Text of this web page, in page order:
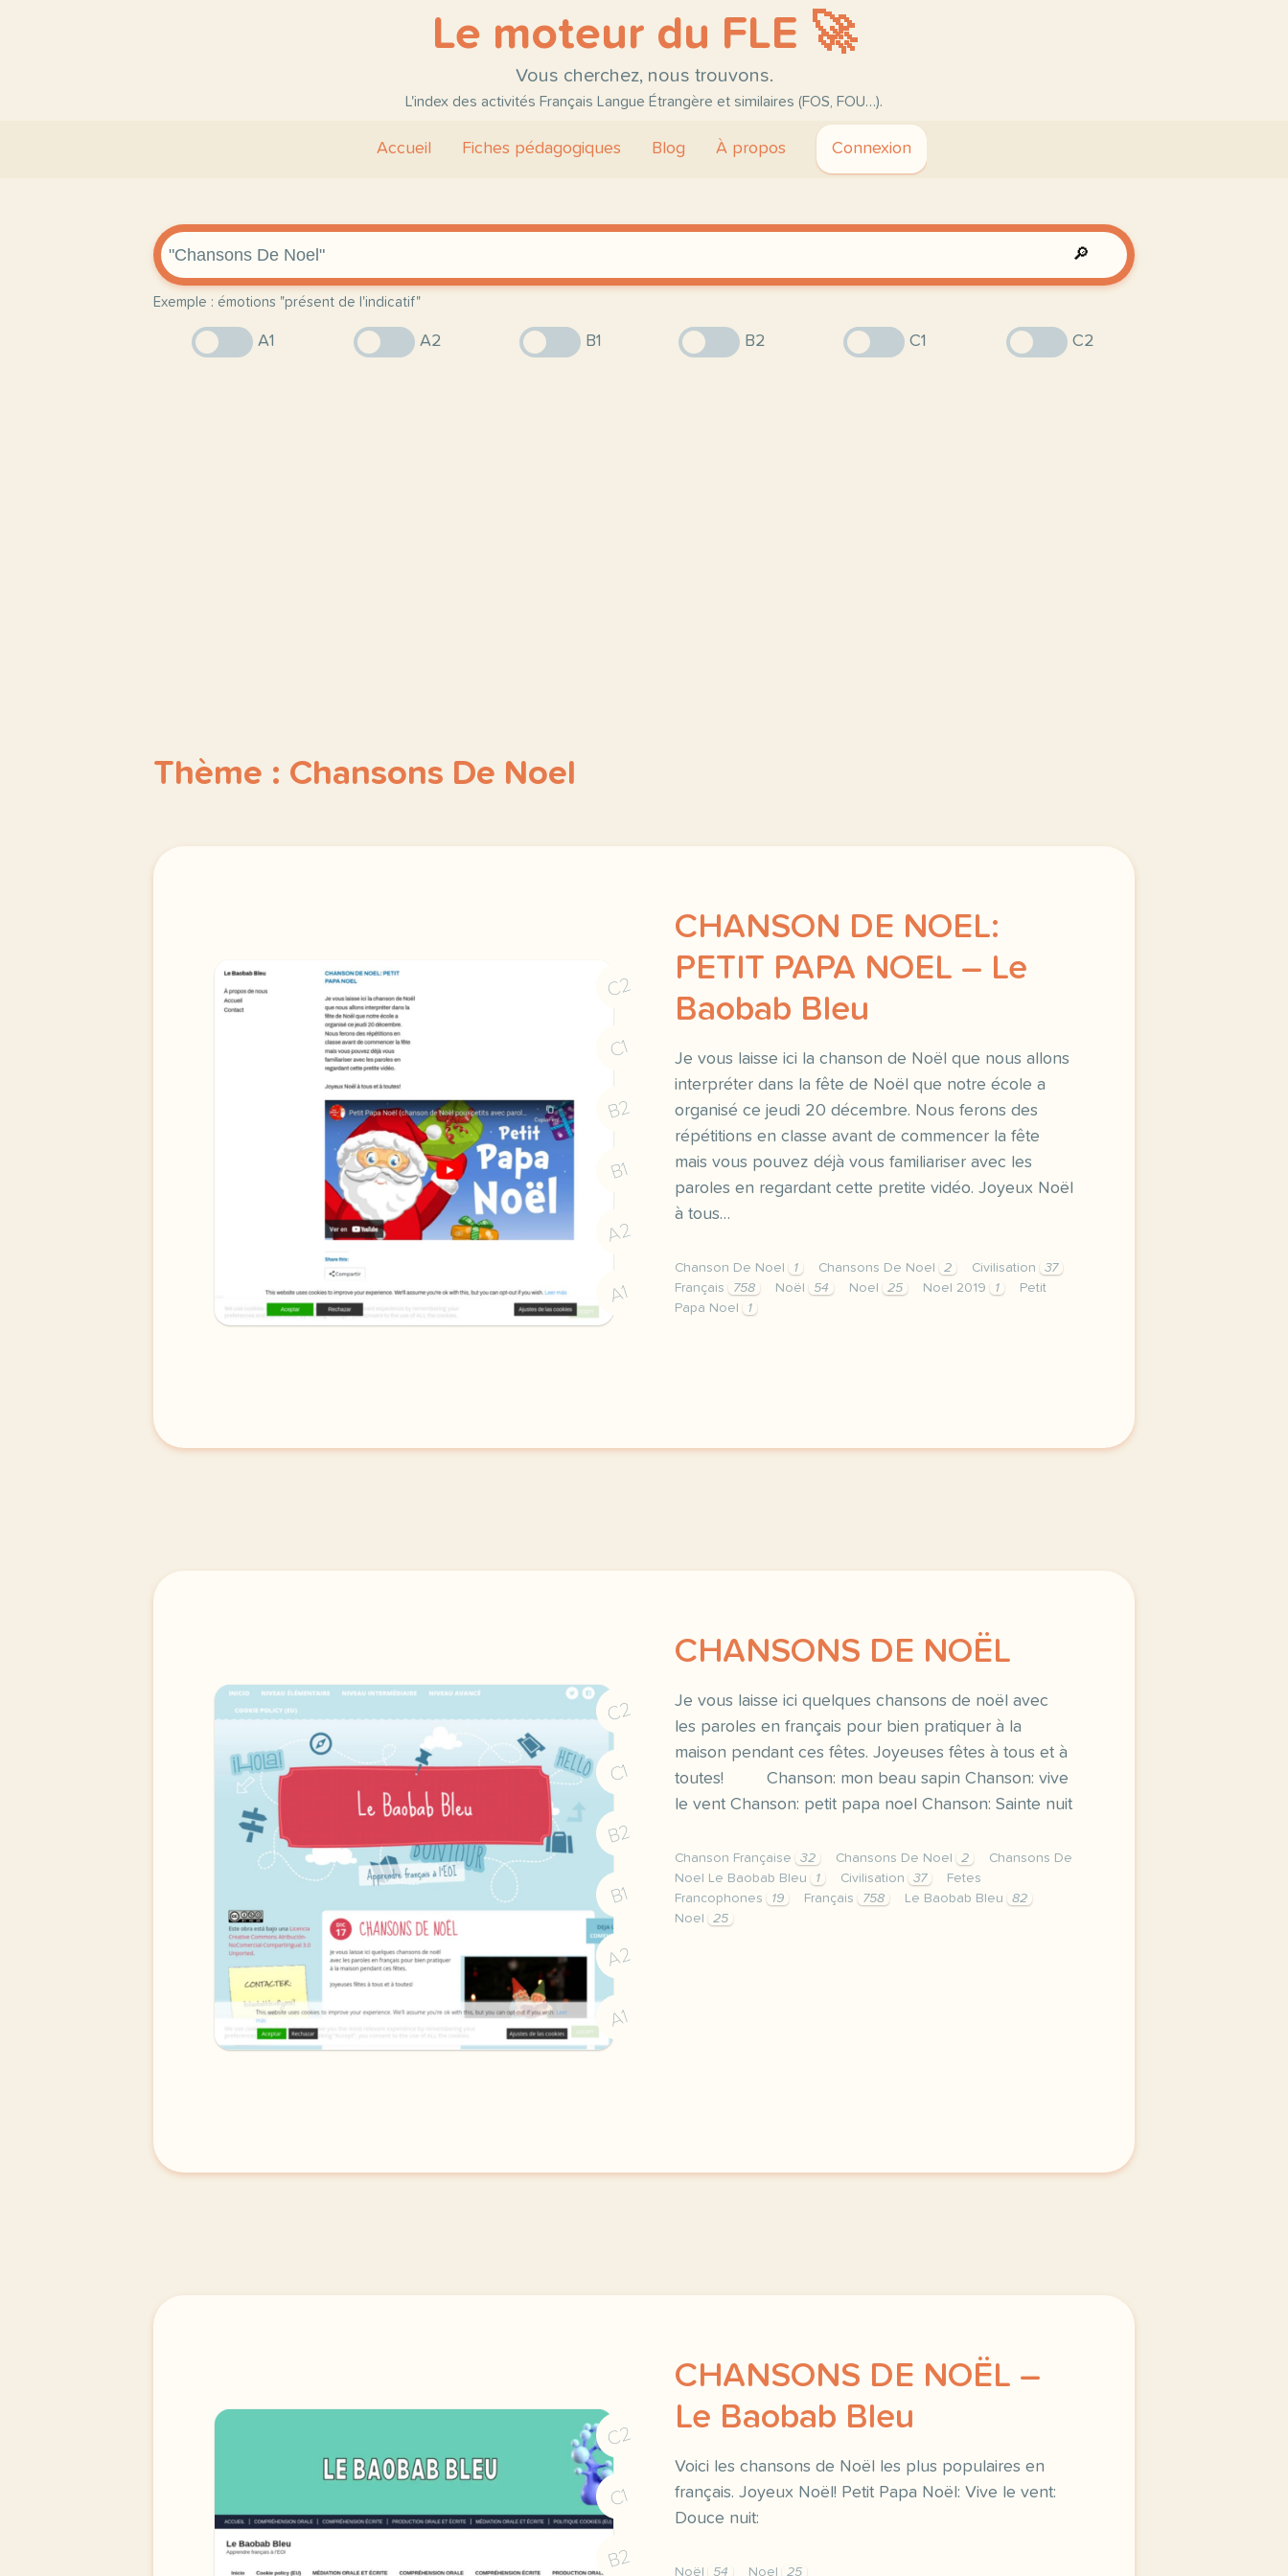
Le moteur du FLE 🚀
Vous cherchez, nous trouvons.
L'index des activités Français Langue Étrangère et similaires (FOS, FOU…).
Accueil Fiches pédagogiques Blog À propos Connexion
🔎
Exemple : émotions "présent de l'indicatif"
A1 A2 B1 B2 C1 C2
Thème : Chansons De Noel
C2
C1
B2
B1
A2
A1
CHANSON DE NOEL:
PETIT PAPA NOEL – Le
Baobab Bleu
Je vous laisse ici la chanson de Noël que nous allons
interpréter dans la fête de Noël que notre école a
organisé ce jeudi 20 décembre. Nous ferons des
répétitions en classe avant de commencer la fête
mais vous pouvez déjà vous familiariser avec les
paroles en regardant cette pretite vidéo. Joyeux Noël
à tous…
Chanson De Noel 1 Chansons De Noel 2 Civilisation
37
Français
758 Noël 54 Noel 25 Noel 2019 1
Petit
Papa Noel
1
C2
C1
B2
B1
A2
A1
CHANSONS DE NOËL
Je vous laisse ici quelques chansons de noël avec
les paroles en français pour bien pratiquer à la
maison pendant ces fêtes. Joyeuses fêtes à tous et à
toutes! Chanson: mon beau sapin Chanson: vive
le vent Chanson: petit papa noel Chanson: Sainte nuit
Chanson Française 32 Chansons De Noel 2
Chansons De
Noel Le Baobab Bleu
1 Civilisation 37
Fetes
Francophones
19 Français 758 Le Baobab Bleu
82
Noel
25
C2
C1
B2
CHANSONS DE NOËL –
Le Baobab Bleu
Voici les chansons de Noël les plus populaires en
français. Joyeux Noël! Petit Papa Noël: Vive le vent:
Douce nuit:
Noël 54 Noel 25